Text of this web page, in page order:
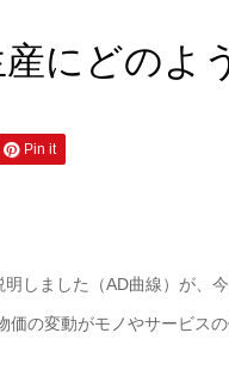
にどのよ
Pin it
しました（AD曲線）が、
の変動がモノやサービス